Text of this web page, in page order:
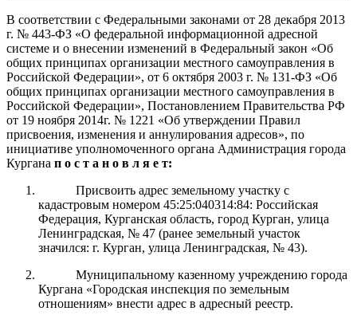
В соответствии с Федеральными законами от 28 декабря 2013
г. № 443-ФЗ «О федеральной информационной адресной
системе и о внесении изменений в Федеральный закон «Об
общих принципах организации местного самоуправления в
Российской Федерации», от 6 октября 2003 г. № 131-ФЗ «Об
общих принципах организации местного самоуправления в
Российской Федерации», Постановлением Правительства РФ
от 19 ноября 2014г. № 1221 «Об утверждении Правил
присвоения, изменения и аннулирования адресов», по
инициативе уполномоченного органа Администрация города
Кургана п о с т а н о в л я е т:
Присвоить адрес земельному участку с
кадастровым номером 45:25:040314:84: Российская
Федерация, Курганская область, город Курган, улица
Ленинградская, № 47 (ранее земельный участок
значился: г. Курган, улица Ленинградская, № 43).
Муниципальному казенному учреждению города
Кургана «Городская инспекция по земельным
отношениям» внести адрес в адресный реестр.